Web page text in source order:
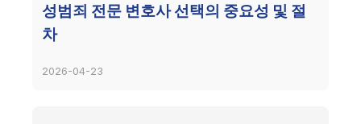
성범죄 전문 변호사 선택의 중요성 및 절
차
2026-04-23